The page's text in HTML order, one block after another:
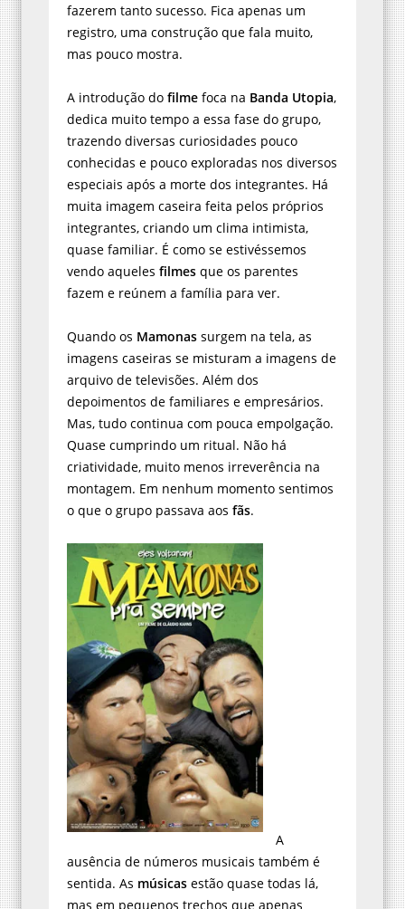
fazerem tanto sucesso. Fica apenas um
registro, uma construção que fala muito,
mas pouco mostra.
A introdução do filme foca na Banda Utopia,
dedica muito tempo a essa fase do grupo,
trazendo diversas curiosidades pouco
conhecidas e pouco exploradas nos diversos
especiais após a morte dos integrantes. Há
muita imagem caseira feita pelos próprios
integrantes, criando um clima intimista,
quase familiar. É como se estivéssemos
vendo aqueles filmes que os parentes
fazem e reúnem a família para ver.
Quando os Mamonas surgem na tela, as
imagens caseiras se misturam a imagens de
arquivo de televisões. Além dos
depoimentos de familiares e empresários.
Mas, tudo continua com pouca empolgação.
Quase cumprindo um ritual. Não há
criatividade, muito menos irreverência na
montagem. Em nenhum momento sentimos
o que o grupo passava aos fãs.
A
ausência de números musicais também é
sentida. As músicas estão quase todas lá,
mas em pequenos trechos que apenas